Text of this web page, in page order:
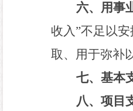
六、用事
收入”不足以
取、用于弥补
七、基本
八、项目